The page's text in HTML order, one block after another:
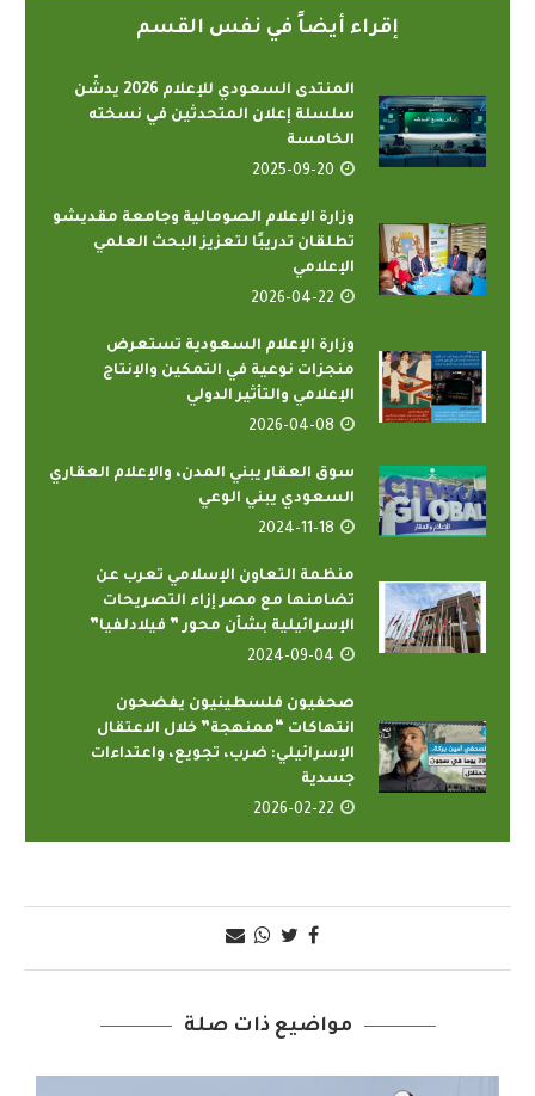
إقراء أيضاً في نفس القسم
المنتدى السعودي للإعلام 2026 يدشّن
سلسلة إعلان المتحدثين في نسخته
الخامسة
2025-09-20
وزارة الإعلام الصومالية وجامعة مقديشو
تطلقان تدريبًا لتعزيز البحث العلمي
الإعلامي
2026-04-22
وزارة الإعلام السعودية تستعرض
منجزات نوعية في التمكين والإنتاج
الإعلامي والتأثير الدولي
2026-04-08
سوق العقار يبني المدن، والإعلام العقاري
السعودي يبني الوعي
2024-11-18
منظمة التعاون الإسلامي تعرب عن
تضامنها مع مصر إزاء التصريحات
الإسرائيلية بشأن محور ” فيلادلفيا”
2024-09-04
صحفيون فلسطينيون يفضحون
انتهاكات “ممنهجة” خلال الاعتقال
الإسرائيلي: ضرب، تجويع، واعتداءات
جسدية
2026-02-22
مواضيع ذات صلة